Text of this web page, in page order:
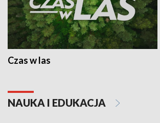
Czas w las
NAUKA I EDUKACJA